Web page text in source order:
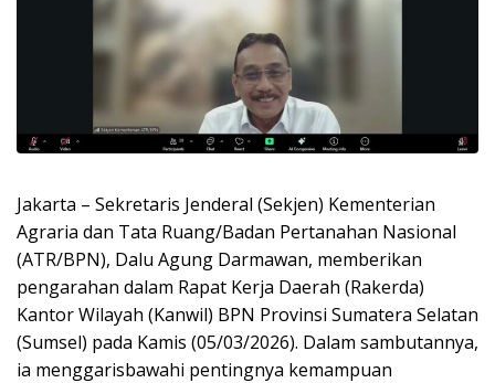
Jakarta – Sekretaris Jenderal (Sekjen) Kementerian
Agraria dan Tata Ruang/Badan Pertanahan Nasional
(ATR/BPN), Dalu Agung Darmawan, memberikan
pengarahan dalam Rapat Kerja Daerah (Rakerda)
Kantor Wilayah (Kanwil) BPN Provinsi Sumatera Selatan
(Sumsel) pada Kamis (05/03/2026). Dalam sambutannya,
ia menggarisbawahi pentingnya kemampuan